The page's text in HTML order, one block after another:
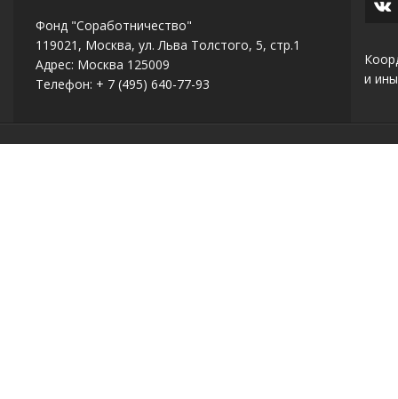
Фонд "Соработничество"
119021, Москва, ул. Льва Толстого, 5, стр.1
Адрес: Москва 125009
Телефон: + 7 (495) 640-77-93
и